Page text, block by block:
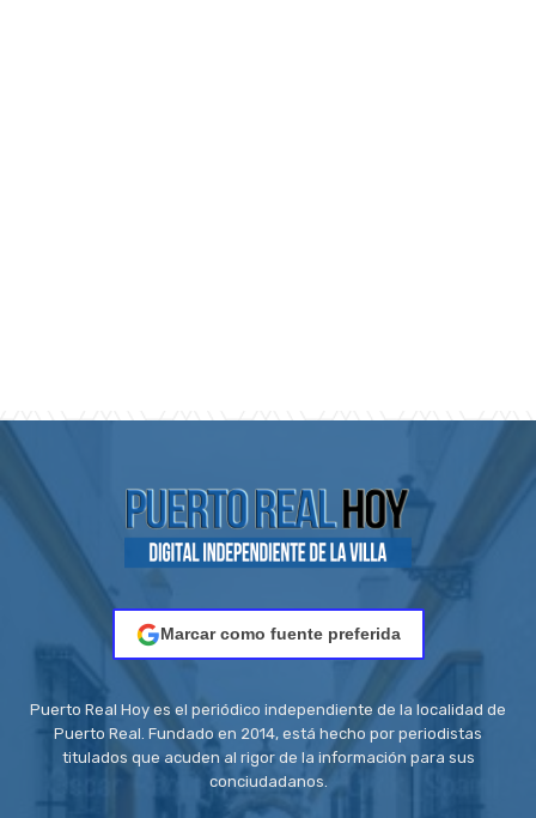
Marcar como fuente preferida
Puerto Real Hoy es el periódico independiente de la localidad de
Puerto Real. Fundado en 2014, está hecho por periodistas
titulados que acuden al rigor de la información para sus
conciudadanos.